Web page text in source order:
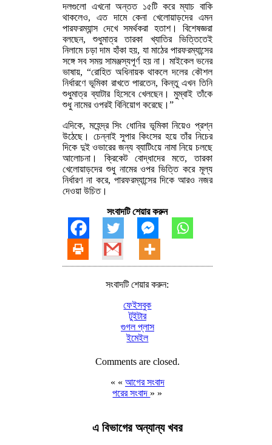
দলগুলো এখনো অন্তত ১৫টি করে ম্যাচ বাকি
থাকলেও, এত দামে কেনা খেলোয়াড়দের এমন
পারফরম্যান্স দেখে সমর্থকরা হতাশ। বিশেষজ্ঞরা
বলছেন, শুধুমাত্র তারকা খ্যাতির ভিত্তিতেই
নিলামে চড়া দাম হাঁকা হয়, যা মাঠের পারফরম্যান্সের
সঙ্গে সব সময় সামঞ্জস্যপূর্ণ হয় না। মাইকেল ভনের
ভাষায়, “রোহিত অধিনায়ক থাকলে দলের কৌশল
নির্ধারণে ভূমিকা রাখতে পারতেন, কিন্তু এখন তিনি
শুধুমাত্র ব্যাটার হিসেবে খেলছেন। মুম্বাই তাঁকে
শুধু নামের ওপরই বিনিয়োগ করেছে।”
এদিকে, মহেন্দ্র সিং ধোনির ভূমিকা নিয়েও প্রশ্ন
উঠেছে। চেন্নাই সুপার কিংসের হয়ে তাঁর নিচের
দিকে দুই ওভারের জন্য ব্যাটিংয়ে নামা নিয়ে চলছে
আলোচনা। ক্রিকেট বোদ্ধাদের মতে, তারকা
খেলোয়াড়দের শুধু নামের ওপর ভিত্তি করে মূল্য
নির্ধারণ না করে, পারফরম্যান্সের দিকে আরও নজর
দেওয়া উচিত।
সংবাদটি শেয়ার করুন
সংবাদটি শেয়ার করুন:
ফেইসবুক
টুইটার
গুগল প্লাস
ইমেইল
Comments are closed.
« « আগের সংবাদ
পরের সংবাদ » »
এ বিভাগের অন্যান্য খবর